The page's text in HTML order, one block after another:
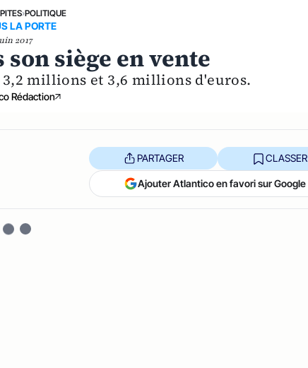
›POLITIQUE
LA PORTE
2017
siège en vente
millions et 3,6 millions d'euros.
Rédaction
PARTAGER CLASSER
Ajouter Atlantico en favori sur Google